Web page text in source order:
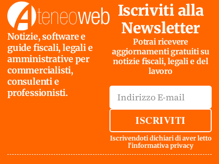
Notizie, software e
guide fiscali, legali e
amministrative per
commercialisti,
consulenti e
professionisti.
Iscriviti alla
Newsletter
Potrai ricevere
aggiornamenti gratuiti su
notizie fiscali, legali e del
lavoro
ISCRIVITI
Iscrivendoti dichiari di aver letto
l'informativa privacy